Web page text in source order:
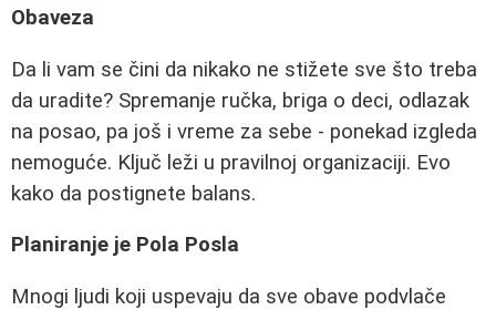
Obaveza
Da li vam se čini da nikako ne stižete sve što treba
da uradite? Spremanje ručka, briga o deci, odlazak
na posao, pa još i vreme za sebe - ponekad izgleda
nemoguće. Ključ leži u pravilnoj organizaciji. Evo
kako da postignete balans.
Planiranje je Pola Posla
Mnogi ljudi koji uspevaju da sve obave podvlače